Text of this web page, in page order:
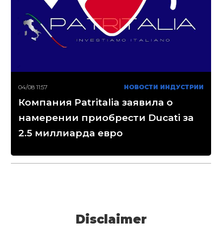
04/08 11:57 НОВОСТИ ИНДУСТРИИ
Компания Patritalia заявила о
намерении приобрести Ducati за
2.5 миллиарда евро
Disclaimer